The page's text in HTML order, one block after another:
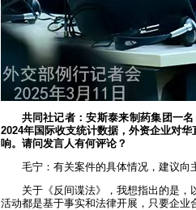
共同社记者：安斯泰来制药集团一
2024年国际收支统计数据，外资企业对
响。请问发言人有何评论？
毛宁：有关案件的具体情况，建议向
关于《反间谍法》，我想指出的是
活动都是基于事实和法律开展，只要企业